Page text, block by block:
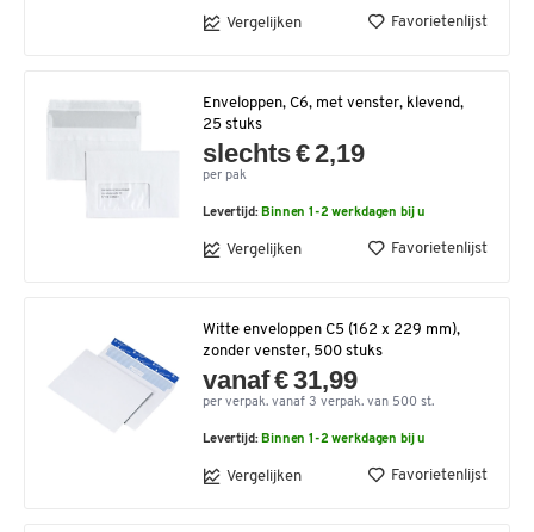
Vergelijken Favorietenlijst
Enveloppen, C6, met venster, klevend,
25 stuks
slechts € 2,19
per pak
Levertijd:Binnen 1-2 werkdagen bij u
Vergelijken Favorietenlijst
Witte enveloppen C5 (162 x 229 mm),
zonder venster, 500 stuks
vanaf € 31,99
per verpak. vanaf 3 verpak. van 500 st.
Levertijd:Binnen 1-2 werkdagen bij u
Vergelijken Favorietenlijst